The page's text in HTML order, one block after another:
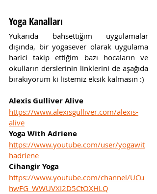
Yoga Kanalları
Yukarıda bahsettiğim uygulamalar
dışında, bir yogasever olarak uygulama
harici takip ettiğim bazı hocaların ve
okulların derslerinin linklerini de aşağıda
bırakıyorum ki listemiz eksik kalmasın :)
Alexis Gulliver Alive
https://www.alexisgulliver.com/alexis-
alive
Yoga With Adriene
https://www.youtube.com/user/yogawit
hadriene
Cihangir Yoga
https://www.youtube.com/channel/UCu
hwFG_WWUVXI2D5CtOXHLQ